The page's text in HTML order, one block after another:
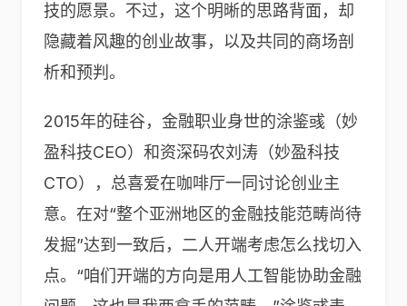
技的愿景。不过，这个明晰的思路背面，却
隐藏着风趣的创业故事，以及共同的商场剖
析和预判。
2015年的硅谷，金融职业身世的涂鉴彧（妙
盈科技CEO）和资深码农刘涛（妙盈科技
CTO），总喜爱在咖啡厅一同讨论创业主
意。在对“整个亚洲地区的金融技能范畴尚待
发掘”达到一致后，二人开端考虑怎么找切入
点。“咱们开端的方向是用人工智能协助金融